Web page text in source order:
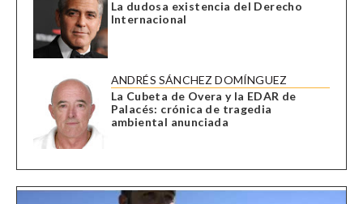
La dudosa existencia del Derecho
Internacional
ANDRÉS SÁNCHEZ DOMÍNGUEZ
La Cubeta de Overa y la EDAR de
Palacés: crónica de tragedia
ambiental anunciada